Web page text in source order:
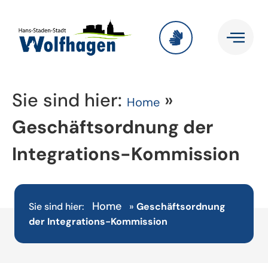
Sie sind hier: Home »
Geschäftsordnung der
Integrations-Kommission
Sie sind hier: Home » Geschäftsordnung
der Integrations-Kommission